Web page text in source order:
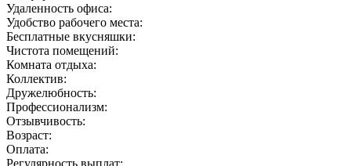
Удаленность офиса:
Удобство рабочего места:
Бесплатные вкусняшки:
Чистота помещений:
Комната отдыха:
Коллектив:
Дружелюбность:
Профессионализм:
Отзывчивость:
Возраст:
Оплата: